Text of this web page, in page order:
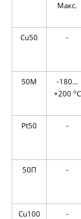
Макс.
Cu50 -
50М
-180…
+200 оС
Pt50 -
50П -
Сu100 -